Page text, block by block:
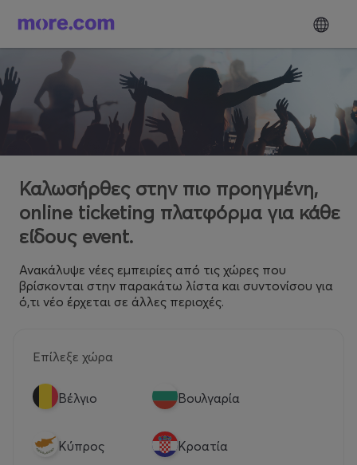
Καλωσήρθες στην πιο προηγμένη,
online ticketing πλατφόρμα για κάθε
είδους event.
Ανακάλυψε νέες εμπειρίες από τις χώρες που
βρίσκονται στην παρακάτω λίστα και συντονίσου για
ό,τι νέο έρχεται σε άλλες περιοχές.
Επίλεξε χώρα
Βέλγιο Βουλγαρία
Κύπρος Κροατία